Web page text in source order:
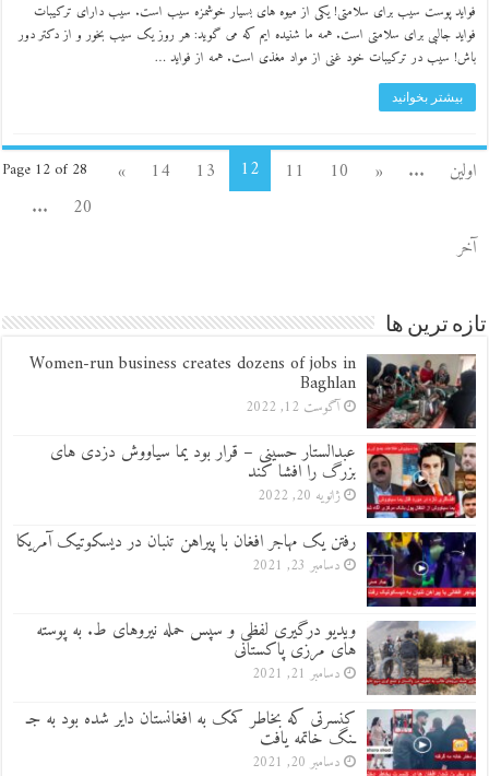
فواید پوست سیب برای سلامتی! یکی از میوه های بسیار خوشمزه سیب است. سیب دارای ترکیبات
فواید جالبی برای سلامتی است. همه ما شنیده ایم که می گوید: هر روز یک سیب بخور و از دکتر دور
باش! سیب در ترکیبات خود غنی از مواد مغذی است. همه از فواید …
بیشتر بخوانید
Page 12 of 28 اولین ...
«
10
11
12
13
14
»
20
...
آخر
تازه ترین ها
Women-run business creates dozens of jobs in
Baghlan
آگوست 12, 2022
عبدالستار حسینی – قرار بود یما سیاووش دزدی های
بزرگ را افشا کند
ژانویه 20, 2022
رفتن یک مهاجر افغان با پیراهن تنبان در دیسکوتیک آمریکا
دسامبر 23, 2021
ویدیو درگیری لفظی و سپس حمله نیروهای ط. به پوسته
های مرزی پاکستانی
دسامبر 21, 2021
کنسرتی که بخاطر کمک به افغانستان دایر شده بود به جـ
ـنگ خاتمه یافت
دسامبر 20, 2021